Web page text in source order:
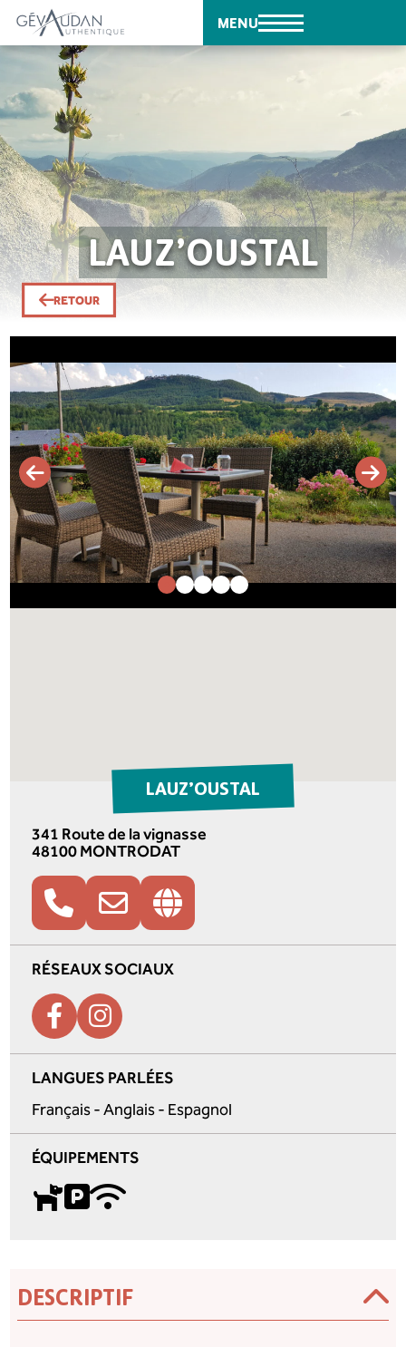
MENU
LAUZ’OUSTAL
RETOUR
DESCRIPTIF
LAUZ’OUSTAL
341 Route de la vignasse
48100 MONTRODAT
RÉSEAUX SOCIAUX
LANGUES PARLÉES
Français - Anglais - Espagnol
ÉQUIPEMENTS